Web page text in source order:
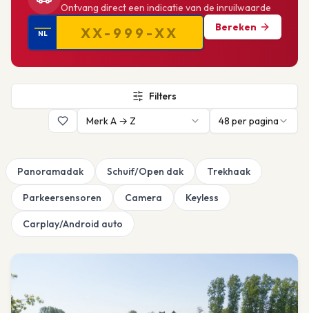
Ontvang direct een indicatie van de inruilwaarde
NL
Bereken
Filters
Merk A → Z
48 per pagina
Panoramadak Schuif/Open dak Trekhaak
Parkeersensoren Camera Keyless
Carplay/Android auto